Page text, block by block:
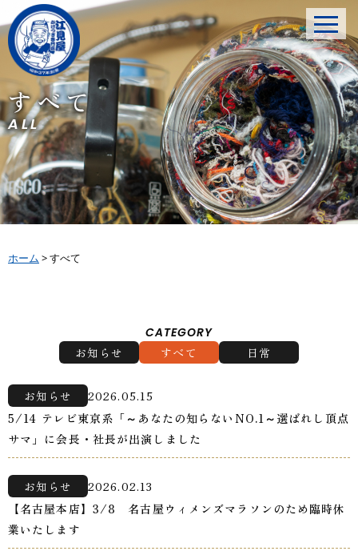
すべて
ALL
ホーム >すべて
CATEGORY
お知らせ
すべて 日常
お知らせ
2026.05.15
5/14 テレビ東京系「～あなたの知らないNO.1～選ばれし頂点
サマ」に会長・社長が出演しました
お知らせ
2026.02.13
【名古屋本店】3/8 名古屋ウィメンズマラソンのため臨時休
業いたします